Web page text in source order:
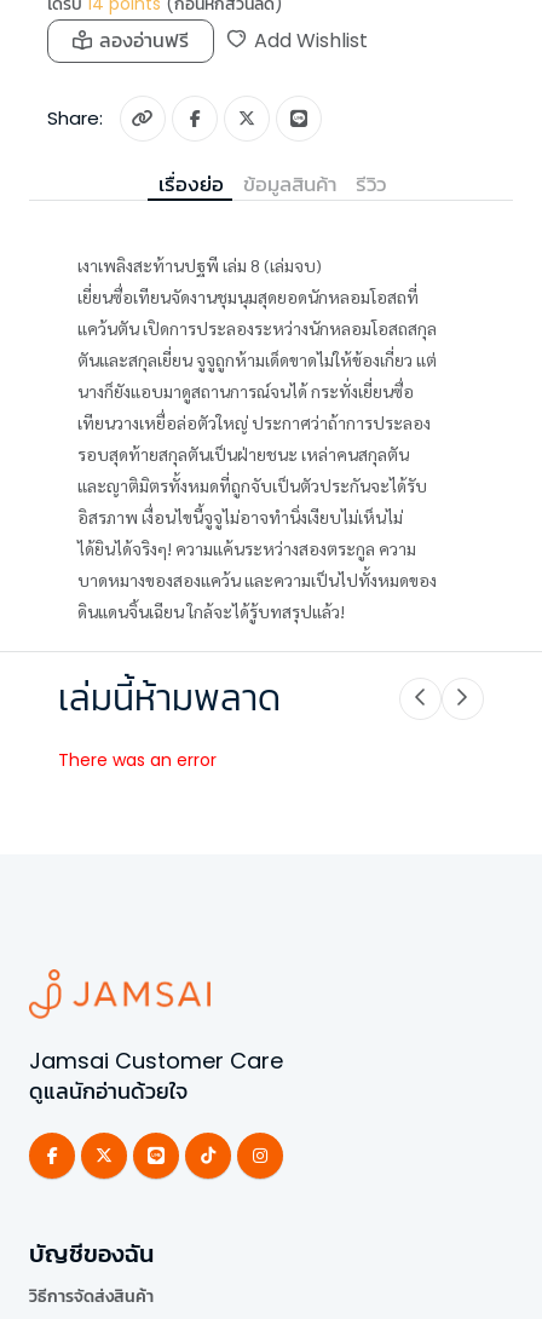
ลองอ่านฟรี Add Wishlist
Share:
เรื่องย่อ ข้อมูลสินค้า รีวิว
เงาเพลิงสะท้านปฐพี เล่ม 8 (เล่มจบ)
เยี่ยนซื่อเทียนจัดงานชุมนุมสุดยอดนักหลอมโอสถที่
แคว้นตัน เปิดการประลองระหว่างนักหลอมโอสถสกุล
ตันและสกุลเยี่ยน จูจูถูกห้ามเด็ดขาดไม่ให้ข้องเกี่ยว แต่
นางก็ยังแอบมาดูสถานการณ์จนได้ กระทั่งเยี่ยนซื่อ
เทียนวางเหยื่อล่อตัวใหญ่ ประกาศว่าถ้าการประลอง
รอบสุดท้ายสกุลตันเป็นฝ่ายชนะ เหล่าคนสกุลตัน
และญาติมิตรทั้งหมดที่ถูกจับเป็นตัวประกันจะได้รับ
อิสรภาพ เงื่อนไขนี้จูจูไม่อาจทำนิ่งเงียบไม่เห็นไม่
ได้ยินได้จริงๆ! ความแค้นระหว่างสองตระกูล ความ
บาดหมางของสองแคว้น และความเป็นไปทั้งหมดของ
ดินแดนจิ้นเฉียน ใกล้จะได้รู้บทสรุปแล้ว!
เล่มนี้ห้ามพลาด
There was an error
Jamsai Customer Care
ดูแลนักอ่านด้วยใจ
บัญชีของฉัน
วิธีการจัดส่งสินค้า